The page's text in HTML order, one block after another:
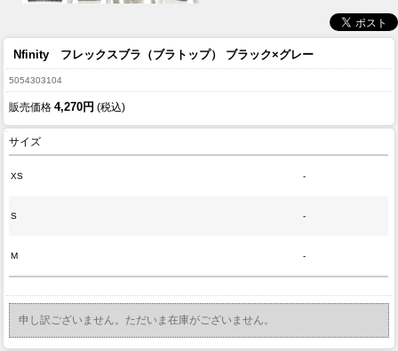
Nfinity フレックスブラ（ブラトップ） ブラック×グレー
5054303104
販売価格 4,270円 (税込)
サイズ
XS -
S -
M -
申し訳ございません。ただいま在庫がございません。